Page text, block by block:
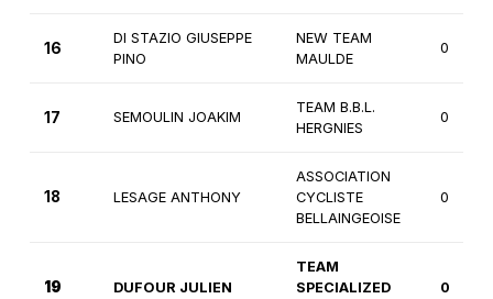
16
DI STAZIO GIUSEPPE
PINO
NEW TEAM
MAULDE
0
17 SEMOULIN JOAKIM
TEAM B.B.L.
HERGNIES
0
18 LESAGE ANTHONY
ASSOCIATION
CYCLISTE
BELLAINGEOISE
0
19 DUFOUR JULIEN
TEAM
SPECIALIZED
0